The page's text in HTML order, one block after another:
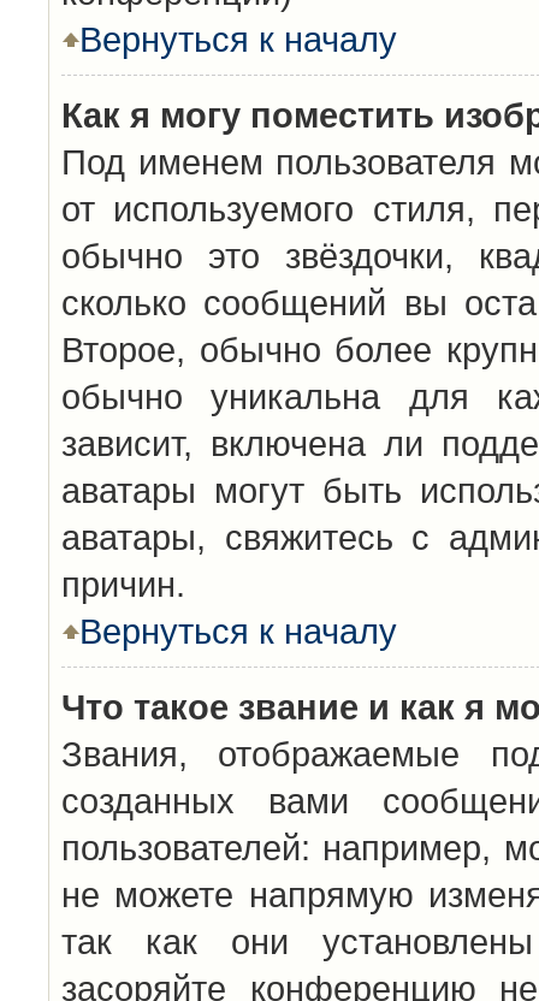
Вернуться к началу
Как я могу поместить
Под именем пользователя
от используемого стиля,
обычно это звёздочки,
сколько сообщений вы
Второе, обычно более
обычно уникальна для
зависит, включена ли
аватары могут быть
аватары, свяжитесь с
причин.
Вернуться к началу
Что такое звание и как я
Звания, отображаемые
созданных вами
пользователей: например,
не можете напрямую
так как они
засоряйте конференцию